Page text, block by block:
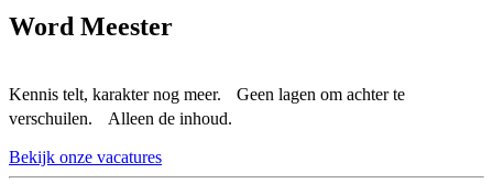
Word Meester
Kennis telt, karakter nog meer. Geen lagen om achter te
verschuilen. Alleen de inhoud.
Bekijk onze vacatures